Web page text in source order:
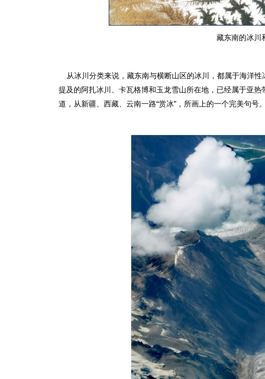
藏东南的冰川
从冰川分类来说，藏东南与横断山区的冰川，都属于海洋
提及的阿扎冰川、卡瓦格博和玉龙雪山所在地，已经属于亚
道，从新疆、西藏、云南一路“赏冰”，所画上的一个完美句号。